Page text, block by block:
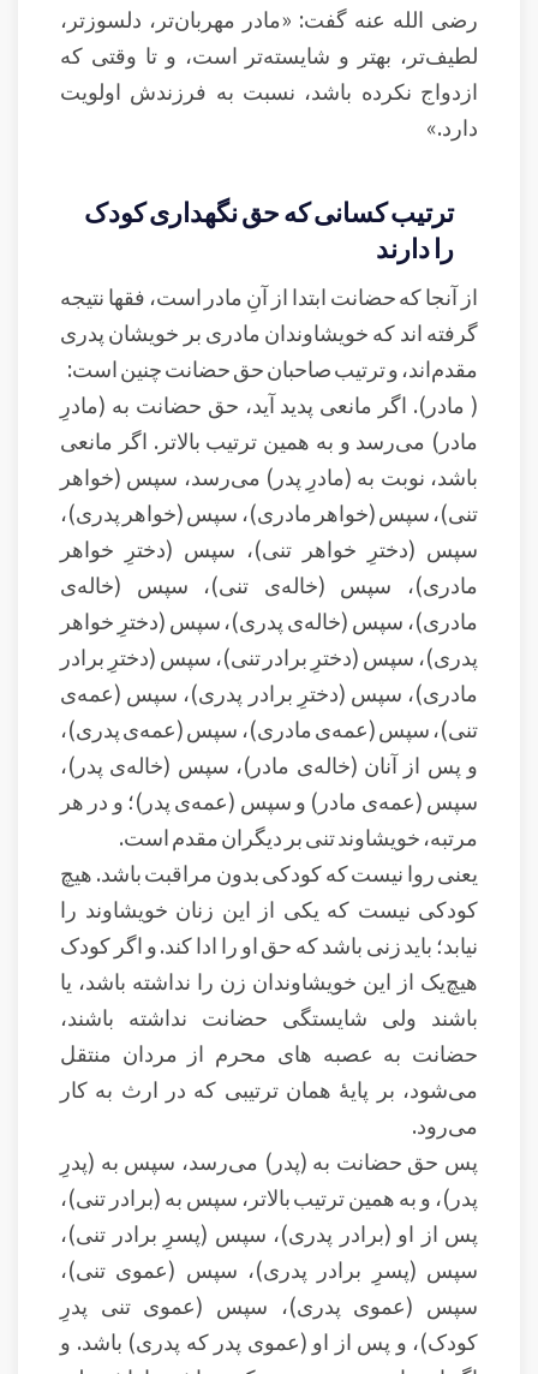
رضی الله عنه گفت: «مادر مهربان‌تر، دلسوزتر،
لطیف‌تر، بهتر و شایسته‌تر است، و تا وقتی که
ازدواج نکرده باشد، نسبت به فرزندش اولویت
دارد.»
ترتیب کسانی که حق نگهداری کودک
را دارند
از آنجا که حضانت ابتدا از آنِ مادر است، فقها نتیجه
گرفته اند که خویشاوندان مادری بر خویشان پدری
مقدم‌اند، و ترتیب صاحبان حق حضانت چنین است:
( مادر). اگر مانعی پدید آید، حق حضانت به (مادرِ
مادر) می‌رسد و به همین ترتیب بالاتر. اگر مانعی
باشد، نوبت به (مادرِ پدر) می‌رسد، سپس (خواهر
تنی)، سپس (خواهر مادری)، سپس (خواهر پدری)،
سپس (دخترِ خواهر تنی)، سپس (دخترِ خواهر
مادری)، سپس (خاله‌ی تنی)، سپس (خاله‌ی
مادری)، سپس (خاله‌ی پدری)، سپس (دخترِ خواهر
پدری)، سپس (دخترِ برادر تنی)، سپس (دخترِ برادر
مادری)، سپس (دخترِ برادر پدری)، سپس (عمه‌ی
تنی)، سپس (عمه‌ی مادری)، سپس (عمه‌ی پدری)،
و پس از آنان (خاله‌ی مادر)، سپس (خاله‌ی پدر)،
سپس (عمه‌ی مادر) و سپس (عمه‌ی پدر)؛ و در هر
مرتبه، خویشاوند تنی بر دیگران مقدم است.
یعنی روا نیست که کودکی بدون مراقبت باشد. هیچ
کودکی نیست که یکی از این زنان خویشاوند را
نیابد؛ باید زنی باشد که حق او را ادا کند. و اگر کودک
هیچ‌یک از این خویشاوندان زن را نداشته باشد، یا
باشند ولی شایستگی حضانت نداشته باشند،
حضانت به عصبه های محرم از مردان منتقل
می‌شود، بر پایهٔ همان ترتیبی که در ارث به کار
می‌رود.
پس حق حضانت به (پدر) می‌رسد، سپس به (پدرِ
پدر)، و به همین ترتیب بالاتر، سپس به (برادر تنی)،
پس از او (برادر پدری)، سپس (پسرِ برادر تنی)،
سپس (پسرِ برادر پدری)، سپس (عموی تنی)،
سپس (عموی پدری)، سپس (عموی تنی پدرِ
کودک)، و پس از او (عموی پدر که پدری) باشد. و